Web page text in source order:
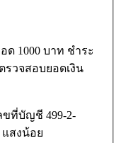
ด 1000 บาท ชำระ
รวจสอบยอดเงิน
ขที่บัญชี 499-2-
สงน้อย